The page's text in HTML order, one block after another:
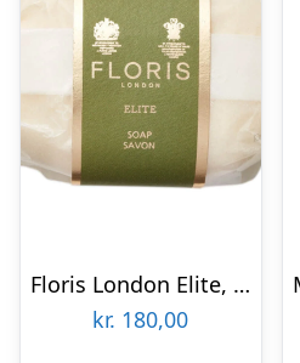
Floris London Elite, Luksus Sæbe, 100 gr.
kr. 180,00